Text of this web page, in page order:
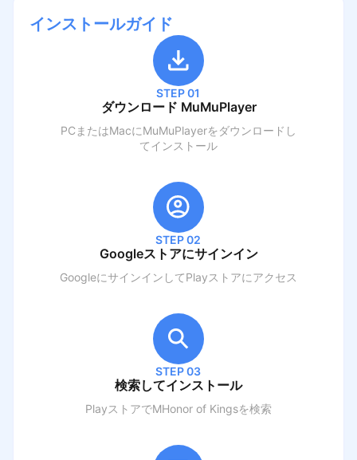
インストールガイド
STEP 01
ダウンロード MuMuPlayer
PCまたはMacにMuMuPlayerをダウンロードし
てインストール
STEP 02
Googleストアにサインイン
GoogleにサインインしてPlayストアにアクセス
STEP 03
検索してインストール
PlayストアでMHonor of Kingsを検索